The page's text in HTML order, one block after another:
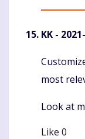
KK -
most
Look at
Like 0